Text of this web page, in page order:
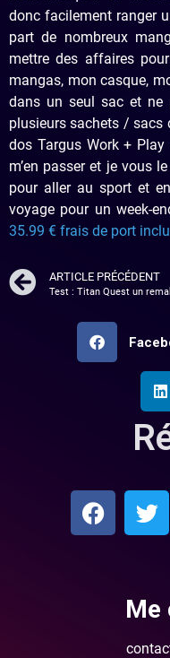
donc facilement ranger
part de nombreux
mettre des affaires
mangas, mon casque,
dans un seul sac et ne
plusieurs sachets / sacs
dos Targus Work +
m’en passer et je vous
pour aller au sport et
voyage pour un week-
35.99 € frais de port
ARTICLE PRÉCÉDENT
Me